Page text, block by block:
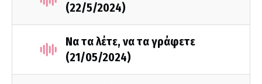
(22/5/2024)
Να τα λέτε, να τα γράφετε
(21/05/2024)